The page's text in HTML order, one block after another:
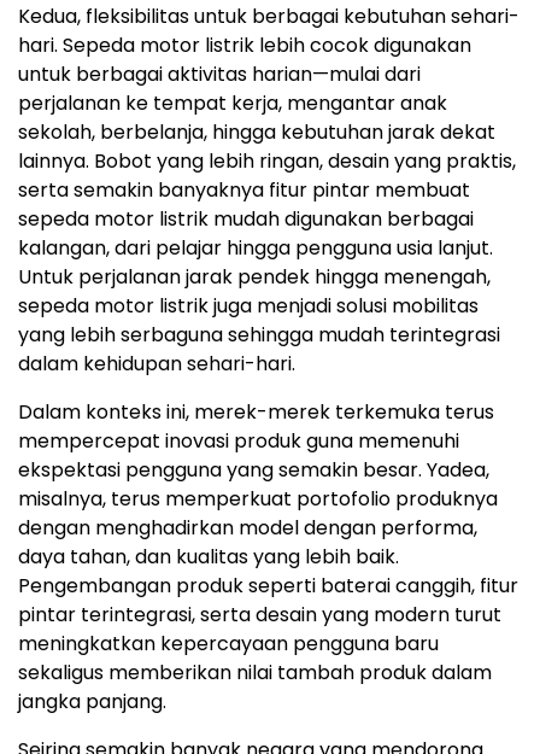
Kedua, fleksibilitas untuk berbagai kebutuhan sehari-
hari. Sepeda motor listrik lebih cocok digunakan
untuk berbagai aktivitas harian—mulai dari
perjalanan ke tempat kerja, mengantar anak
sekolah, berbelanja, hingga kebutuhan jarak dekat
lainnya. Bobot yang lebih ringan, desain yang praktis,
serta semakin banyaknya fitur pintar membuat
sepeda motor listrik mudah digunakan berbagai
kalangan, dari pelajar hingga pengguna usia lanjut.
Untuk perjalanan jarak pendek hingga menengah,
sepeda motor listrik juga menjadi solusi mobilitas
yang lebih serbaguna sehingga mudah terintegrasi
dalam kehidupan sehari-hari.
Dalam konteks ini, merek-merek terkemuka terus
mempercepat inovasi produk guna memenuhi
ekspektasi pengguna yang semakin besar. Yadea,
misalnya, terus memperkuat portofolio produknya
dengan menghadirkan model dengan performa,
daya tahan, dan kualitas yang lebih baik.
Pengembangan produk seperti baterai canggih, fitur
pintar terintegrasi, serta desain yang modern turut
meningkatkan kepercayaan pengguna baru
sekaligus memberikan nilai tambah produk dalam
jangka panjang.